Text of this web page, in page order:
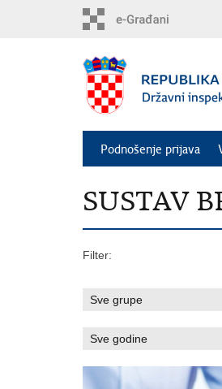
Podnošenje prijava
SUSTAV
Filter: